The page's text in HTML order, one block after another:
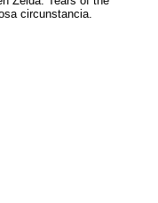
circunstancia.